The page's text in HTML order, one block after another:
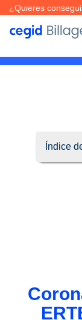
¿Quieres